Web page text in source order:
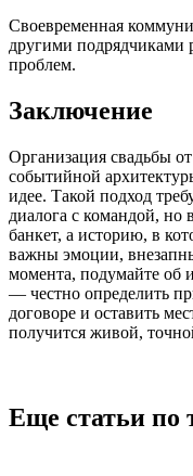
Своевременная
другими подрядчиками
проблем.
Заключение
Организация свадьбы
событийной
идее. Такой подход
диалога с командой, но
банкет, а историю, в
важны эмоции,
момента, подумайте об
— честно определить
договоре и оставить
получится живой,
Еще статьи по